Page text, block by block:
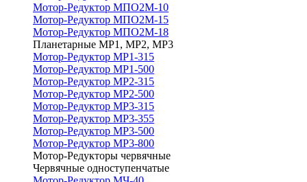
Мотор-Редуктор МПО2М-10
Мотор-Редуктор МПО2М-15
Мотор-Редуктор МПО2М-18
Планетарные МР1, МР2, МР3
Мотор-Редуктор МР1-315
Мотор-Редуктор МР1-500
Мотор-Редуктор МР2-315
Мотор-Редуктор МР2-500
Мотор-Редуктор МР3-315
Мотор-Редуктор МР3-355
Мотор-Редуктор МР3-500
Мотор-Редуктор МР3-800
Мотор-Редукторы червячные
Червячные одноступенчатые